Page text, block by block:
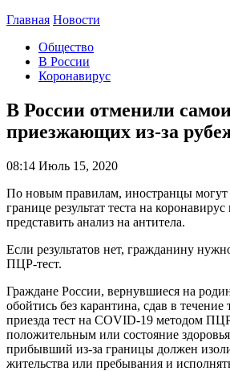
Главная Новости
Общество
В России
Коронавирус
В России отменили
приезжающих из-за
08:14 Июль 15, 2020
По новым правилам, иностранцы могут
границе результат теста на
представить анализ на антитела.
Если результатов нет, гражданину
ПЦР-тест.
Граждане России, вернувшиеся на
обойтись без карантина, сдав в течение
приезда тест на COVID-19 методом
положительным или состояние
прибывший из-за границы должен
жительства или пребывания и